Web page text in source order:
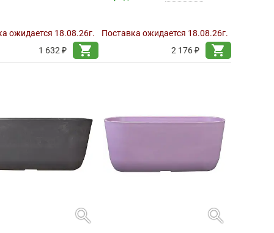
ожидается 18.08.26г.
1 632 ₽
shopping_cart
Поставка ожидается 18.08.26г.
2 176 ₽
shopping_cart
search search